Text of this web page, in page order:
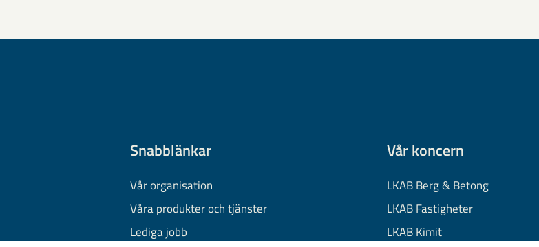
Snabblänkar
Vår organisation
Våra produkter och tjänster
Lediga jobb
Vår koncern
LKAB Berg & Betong
LKAB Fastigheter
LKAB Kimit